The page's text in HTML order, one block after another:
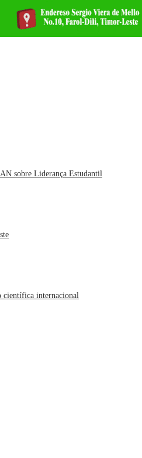
sobre Liderança Estudantil
científica internacional